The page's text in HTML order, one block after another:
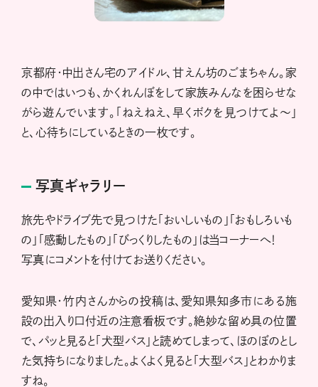
京都府・中出さん宅のアイドル、甘えん坊のごまちゃん。家
の中ではいつも、かくれんぼをして家族みんなを困らせな
がら遊んでいます。「ねえねえ、早くボクを見つけてよ～」
と、心待ちにしているときの一枚です。
写真ギャラリー
旅先やドライブ先で見つけた「おいしいもの」「おもしろいも
の」「感動したもの」「びっくりしたもの」は当コーナーへ！
写真にコメントを付けてお送りください。
愛知県・竹内さんからの投稿は、愛知県知多市にある施
設の出入り口付近の注意看板です。絶妙な留め具の位置
で、パッと見ると「犬型バス」と読めてしまって、ほのぼのとし
た気持ちになりました。よくよく見ると「大型バス」とわかりま
すね。